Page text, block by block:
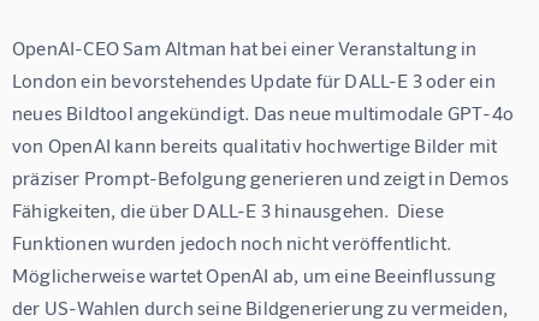
OpenAI-CEO Sam Altman hat bei einer Veranstaltung in
London ein bevorstehendes Update für DALL-E 3 oder ein
neues Bildtool angekündigt. Das neue multimodale GPT-4o
von OpenAI kann bereits qualitativ hochwertige Bilder mit
präziser Prompt-Befolgung generieren und zeigt in Demos
Fähigkeiten, die über DALL-E 3 hinausgehen.  Diese
Funktionen wurden jedoch noch nicht veröffentlicht.
Möglicherweise wartet OpenAI ab, um eine Beeinflussung
der US-Wahlen durch seine Bildgenerierung zu vermeiden,